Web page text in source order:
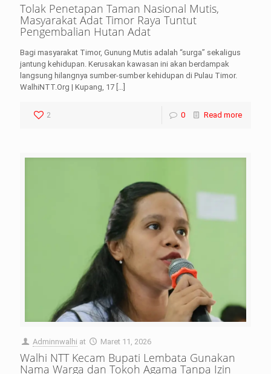
Tolak Penetapan Taman Nasional Mutis,
Masyarakat Adat Timor Raya Tuntut
Pengembalian Hutan Adat
Bagi masyarakat Timor, Gunung Mutis adalah “surga” sekaligus
jantung kehidupan. Kerusakan kawasan ini akan berdampak
langsung hilangnya sumber-sumber kehidupan di Pulau Timor.
WalhiNTT.Org | Kupang, 17 […]
2 0 Read more
Adminnwalhi at Maret 11, 2026
Walhi NTT Kecam Bupati Lembata Gunakan
Nama Warga dan Tokoh Agama Tanpa Izin